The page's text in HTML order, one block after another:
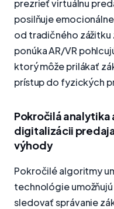
prezrieť virtuálnu
posilňuje
od tradičného zážitku
ponúka AR/VR
ktorý môže prilákať
prístup do fyzických
Pokročilá analytika
digitalizácii
výhody
Pokročilé algoritmy
technológie
sledovať správanie